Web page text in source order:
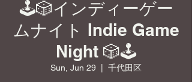
🕹️🎲インディーゲー
ムナイト Indie Game
Night 🎲🕹️
Sun, Jun 29 千代田区